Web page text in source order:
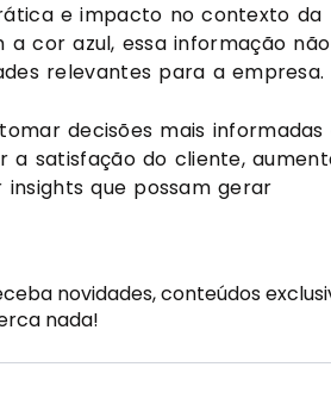
e impacto no contexto da
cor azul, essa informação não
relevantes para a empresa.
decisões mais informadas
a satisfação do cliente,
que possam gerar
informações inócuas que não
interessante, é
relevantes e acionáveis,
clientes.
novidades, conteúdos
nada!